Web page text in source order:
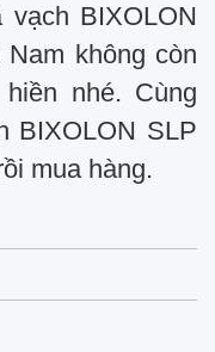
BIXOLON
không còn
nhé. Cùng
BIXOLON SLP
mua hàng.